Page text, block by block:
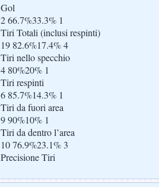
Gol
2 66.7%33.3% 1
Tiri Totali (inclusi respinti)
19 82.6%17.4% 4
Tiri nello specchio
4 80%20% 1
Tiri respinti
6 85.7%14.3% 1
Tiri da fuori area
9 90%10% 1
Tiri da dentro l’area
10 76.9%23.1% 3
Precisione Tiri